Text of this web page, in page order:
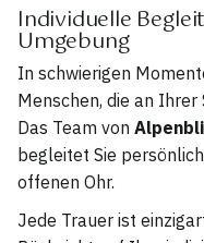
Individuelle
Umgebung
In schwierigen
Menschen, die an
Das Team von
begleitet Sie
offenen Ohr.
Jede Trauer ist